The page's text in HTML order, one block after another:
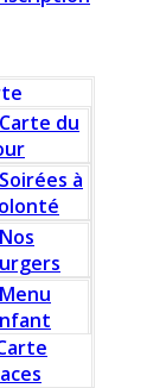
Carte du
Soirées à
Nos
Menu